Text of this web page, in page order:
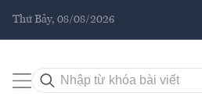
Thứ Bảy, 08/08/2026